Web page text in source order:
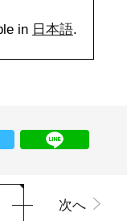
in 日本語.
次へ